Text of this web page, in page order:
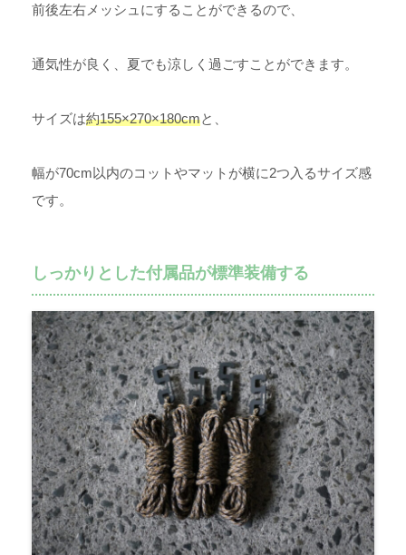
前後左右メッシュにすることができるので、
通気性が良く、夏でも涼しく過ごすことができます。
サイズは約155×270×180cmと、
幅が70cm以内のコットやマットが横に2つ入るサイズ感
です。
しっかりとした付属品が標準装備する